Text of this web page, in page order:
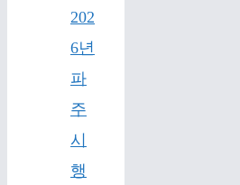
202
6년
파
주
시
행